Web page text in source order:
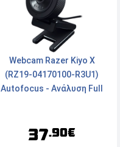
Webcam Razer Kiyo X
(RZ19-04170100-R3U1)
Autofocus - Ανάλυση Full
Black
37.90€